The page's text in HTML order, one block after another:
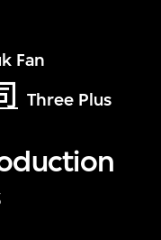
Fan
Three Plus
一世纪视觉